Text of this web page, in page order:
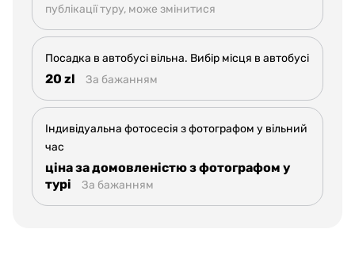
публікації туру, може змінитися
Посадка в автобусі вільна. Вибір місця в автобусі
20 zl За бажанням
Індивідуальна фотосесія з фотографом у вільний
час
ціна за домовленістю з фотографом у
турі
За бажанням